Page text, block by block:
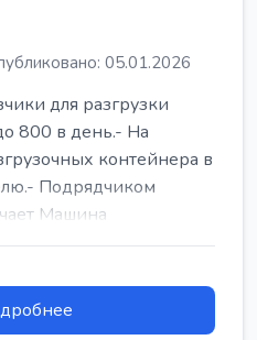
05.01.2026
для разгрузки
800 в день.- На
контейнера в
Подрядчиком
Машина